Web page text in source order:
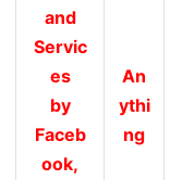
and
Servic
es
by
Faceb
ook,
An
ythi
ng